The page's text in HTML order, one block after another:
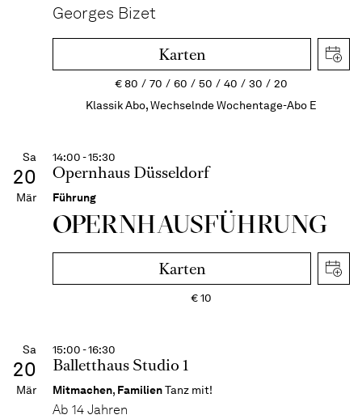
Georges Bizet
Karten
€80 70 60 50 40 30
20
Klassik Abo, Wechselnde Wochentage-Abo E
Sa
20
Mär
14:00 - 15:30
Opernhaus Düsseldorf
Führung
OPERN­HAUS­FÜH­RUNG
Karten
€10
Sa
20
Mär
15:00 - 16:30
Balletthaus Studio 1
Mitmachen, FamilienTanz mit!
Ab 14 Jahren